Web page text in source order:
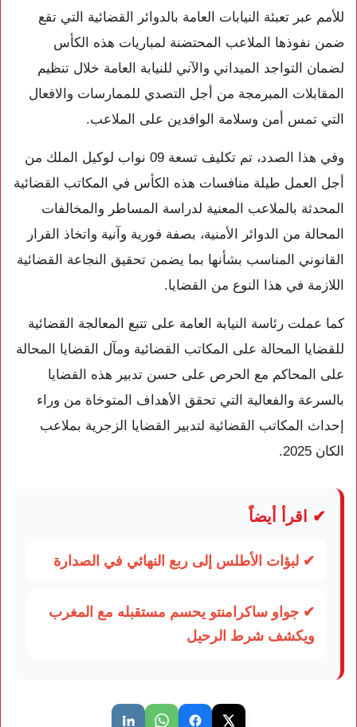
للأمم عبر تعبئة النيابات العامة بالدوائر القضائية التي تقع
ضمن نفوذها الملاعب المحتضنة لمباريات هذه الكأس
لضمان التواجد الميداني والآني للنيابة العامة خلال تنظيم
المقابلات المبرمجة من أجل التصدي للممارسات والافعال
التي تمس أمن وسلامة الوافدين على الملاعب.
وفي هذا الصدد، تم تكليف تسعة 09 نواب لوكيل الملك من
أجل العمل طيلة منافسات هذه الكأس في المكاتب القضائية
المحدثة بالملاعب المعنية لدراسة المساطر والمخالفات
المحالة من الدوائر الأمنية، بصفة فورية وآنية واتخاذ القرار
القانوني المناسب بشأنها بما يضمن تحقيق النجاعة القضائية
اللازمة في هذا النوع من القضايا.
كما عملت رئاسة النيابة العامة على تتبع المعالجة القضائية
للقضايا المحالة على المكاتب القضائية ومآل القضايا المحالة
على المحاكم مع الحرص على حسن تدبير هذه القضايا
بالسرعة والفعالية التي تحقق الأهداف المتوخاة من وراء
إحداث المكاتب القضائية لتدبير القضايا الزجرية بملاعب
الكان 2025.
✔ اقرأ أيضاً
✔ لبؤات الأطلس إلى ربع النهائي في الصدارة
✔ جواو ساكرامنتو يحسم مستقبله مع المغرب
ويكشف شرط الرحيل